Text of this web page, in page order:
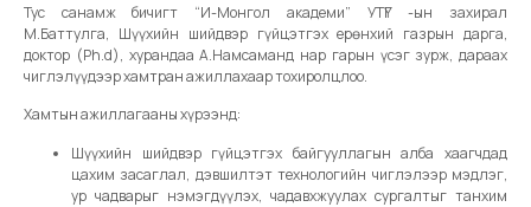
Тус санамж бичигт “И-Монгол академи” УТҮГ -ын захирал
М.Баттулга, Шүүхийн шийдвэр гүйцэтгэх ерөнхий газрын дарга,
доктор (Ph.d), хурандаа А.Намсаманд нар гарын үсэг зурж, дараах
чиглэлүүдээр хамтран ажиллахаар тохиролцлоо.
Хамтын ажиллагааны хүрээнд:
Шүүхийн шийдвэр гүйцэтгэх байгууллагын алба хаагчдад
цахим засаглал, дэвшилтэт технологийн чиглэлээр мэдлэг,
ур чадварыг нэмэгдүүлэх, чадавхжуулах сургалтыг танхим